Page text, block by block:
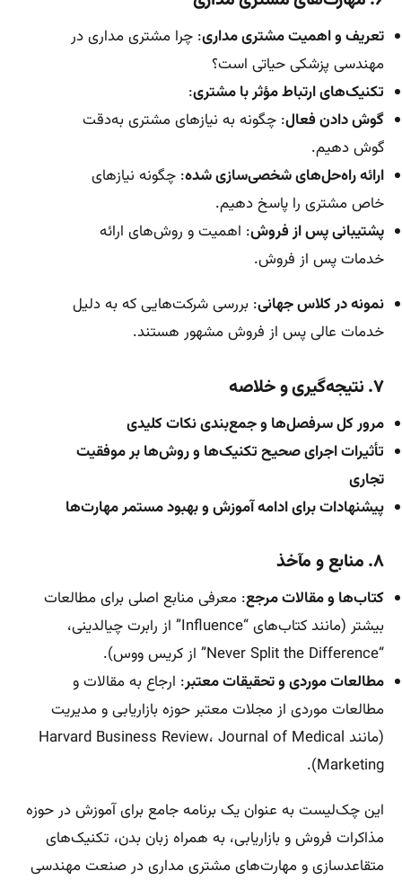
تعریف و اهمیت مشتری مداری: چرا مشتری مداری در
مهندسی پزشکی حیاتی است؟
تکنیک‌های ارتباط مؤثر با مشتری:
گوش دادن فعال: چگونه به نیازهای مشتری به‌دقت
گوش دهیم.
ارائه راه‌حل‌های شخصی‌سازی شده: چگونه نیازهای
خاص مشتری را پاسخ دهیم.
پشتیبانی پس از فروش: اهمیت و روش‌های ارائه
خدمات پس از فروش.
نمونه در کلاس جهانی: بررسی شرکت‌هایی که به دلیل
خدمات عالی پس از فروش مشهور هستند.
۷. نتیجه‌گیری و خلاصه
مرور کل سرفصل‌ها و جمع‌بندی نکات کلیدی
تأثیرات اجرای صحیح تکنیک‌ها و روش‌ها بر موفقیت
تجاری
پیشنهادات برای ادامه آموزش و بهبود مستمر مهارت‌ها
۸. منابع و مآخذ
کتاب‌ها و مقالات مرجع: معرفی منابع اصلی برای مطالعات
بیشتر (مانند کتاب‌های “Influence” از رابرت چیالدینی،
“Never Split the Difference” از کریس ووس).
مطالعات موردی و تحقیقات معتبر: ارجاع به مقالات و
مطالعات موردی از مجلات معتبر حوزه بازاریابی و مدیریت
(مانند Harvard Business Review، Journal of Medical
Marketing).
این چک‌لیست به عنوان یک برنامه جامع برای آموزش در حوزه
مذاکرات فروش و بازاریابی، به همراه زبان بدن، تکنیک‌های
متقاعدسازی و مهارت‌های مشتری مداری در صنعت مهندسی